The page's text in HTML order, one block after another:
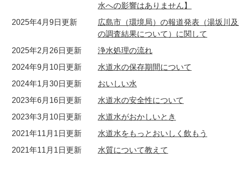
水への影響はありません】
2025年4月9日更新
広島市（環境局）の報道発表（湯坂川
の調査結果について）に関して
2025年2月26日更新
浄水処理の流れ
2024年9月10日更新
水道水の保存期間について
2024年1月30日更新
おいしい水
2023年6月16日更新
水道水の安全性について
2023年3月10日更新
水道水がおかしいとき
2021年11月1日更新
水道水をもっとおいしく飲もう
2021年11月1日更新
水質について教えて